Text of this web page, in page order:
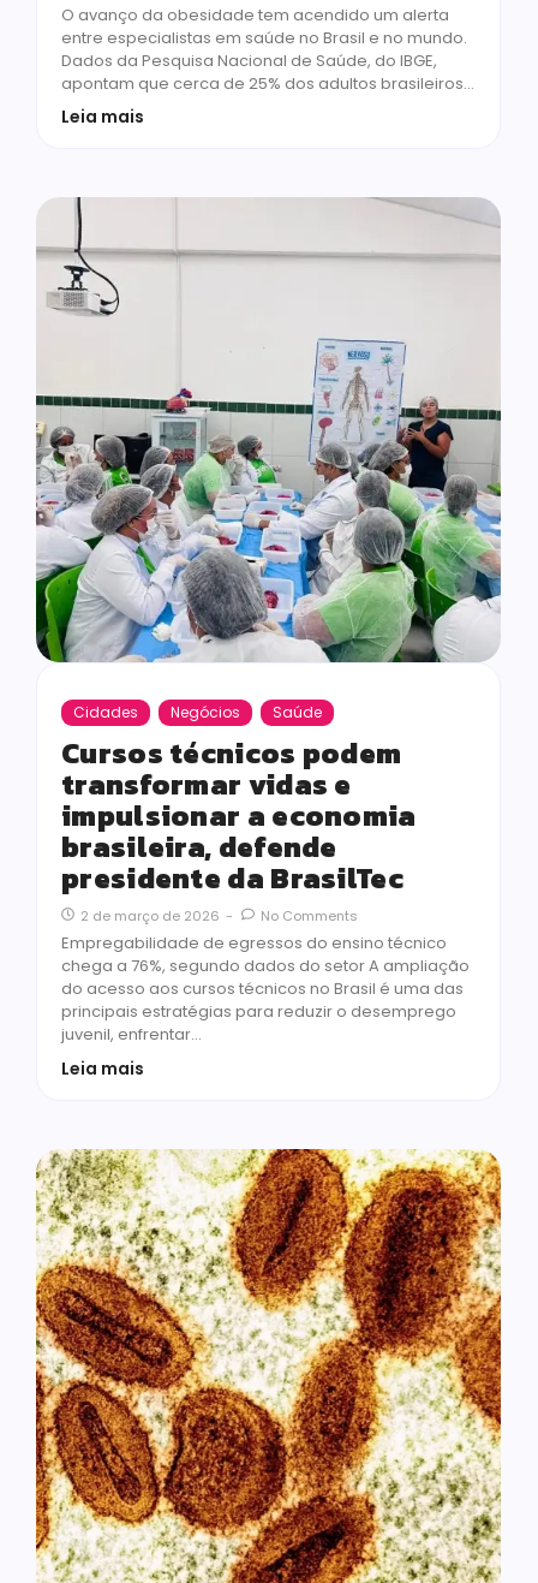
O avanço da obesidade tem acendido um alerta
entre especialistas em saúde no Brasil e no mundo.
Dados da Pesquisa Nacional de Saúde, do IBGE,
apontam que cerca de 25% dos adultos brasileiros…
Leia mais
Cidades Negócios Saúde
Cursos técnicos podem
transformar vidas e
impulsionar a economia
brasileira, defende
presidente da BrasilTec
2 de março de 2026 - No Comments
Empregabilidade de egressos do ensino técnico
chega a 76%, segundo dados do setor A ampliação
do acesso aos cursos técnicos no Brasil é uma das
principais estratégias para reduzir o desemprego
juvenil, enfrentar…
Leia mais